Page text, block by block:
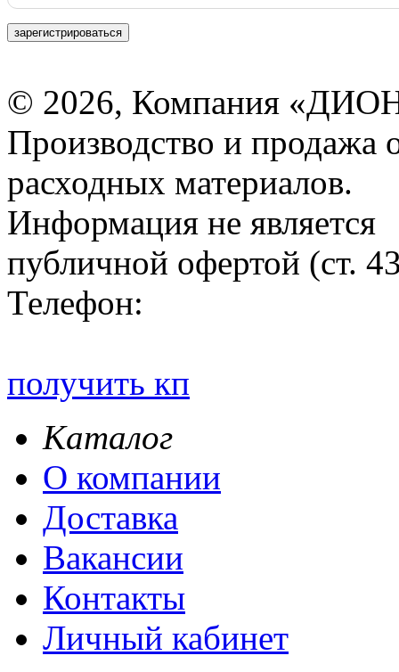
зарегистрироваться
© 2026, Компания
Производство и продажа
расходных материалов.
Информация не является
публичной офертой (ст.
Телефон:
получить кп
Каталог
О компании
Доставка
Вакансии
Контакты
Личный кабинет